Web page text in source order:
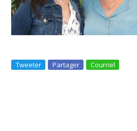
Tweeter Partager Courriel